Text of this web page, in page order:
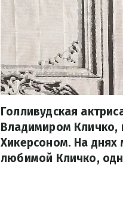
Голливудская
Владимиром Кличко,
Хикерсоном. На
любимой Кличко,